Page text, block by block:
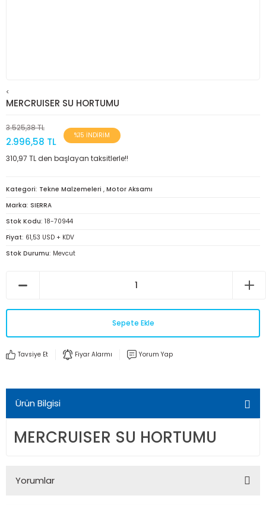
<
MERCRUISER SU HORTUMU
3.525,38 TL
2.996,58 TL
%15 İNDİRİM
310,97 TL den başlayan taksitlerle!!
Kategori Tekne Malzemeleri , Motor Aksamı
Marka SIERRA
Stok Kodu 18-70944
Fiyat 61,53 USD + KDV
Stok Durumu Mevcut
Sepete Ekle
Tavsiye Et Fiyar Alarmı Yorum Yap
Ürün Bilgisi
MERCRUISER SU HORTUMU
Yorumlar